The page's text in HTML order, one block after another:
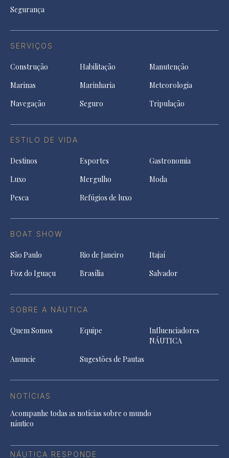
Segurança
SERVIÇOS
Construção Habilitação
Manutenção
Marinas
Marinharia
Meteorologia
Navegação
Seguro Tripulação
ESTILO DE VIDA
Destinos Esportes
Gastronomia
Luxo
Mergulho
Moda
Pesca
Refúgios de luxo
BOAT SHOW
São Paulo Rio de Janeiro
Itajaí
Foz do Iguaçu
Brasília Salvador
SOBRE A NÁUTICA
Quem Somos Equipe
Influenciadores
NÁUTICA
Anuncie
Sugestões de Pautas
NOTÍCIAS
Acompanhe todas as notícias sobre o mundo
náutico
NÁUTICA RESPONDE